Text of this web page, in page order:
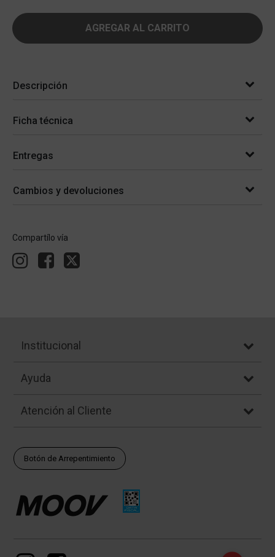
AGREGAR AL CARRITO
Descripción
Ficha técnica
Entregas
Cambios y devoluciones
Compartílo vía
Institucional
Ayuda
Atención al Cliente
Botón de Arrepentimiento